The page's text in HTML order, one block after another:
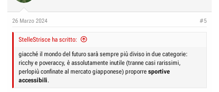
26 Marzo 2024 #5
StelleStrisce ha scritto:
giacché il mondo del futuro sarà sempre più diviso in due categorie:
ricchy e poveraccy, è assolutamente inutile (tranne casi rarissimi,
perlopiù confinate al mercato giapponese) proporre sportive
accessibili.